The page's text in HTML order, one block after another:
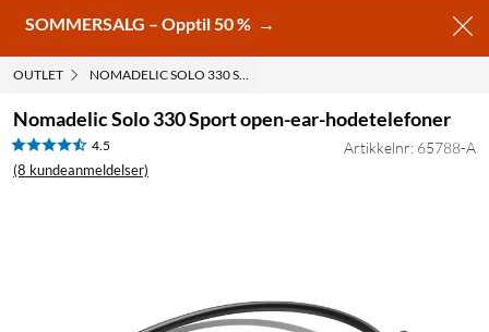
SOMMERSALG – Opptil 50 % →
OUTLET NOMADELIC SOLO 330 SPORT OPEN-EAR-HODETELEFONER
Nomadelic Solo 330 Sport open-ear-hodetelefoner
4.5
(8 kundeanmeldelser)
Artikkelnr: 65788-A